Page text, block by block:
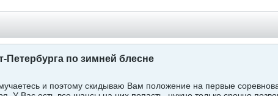
по зимней блесне
и поэтому скидываю Вам положение на первые